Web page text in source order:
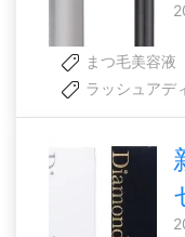
まつ毛美容液
ラッシュアデ